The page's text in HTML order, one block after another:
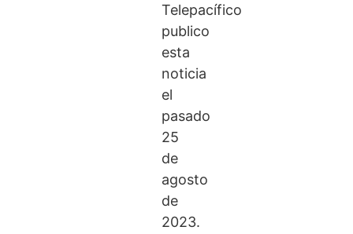
Telepacífico
publico
esta
noticia
el
pasado
25
de
agosto
de
2023.